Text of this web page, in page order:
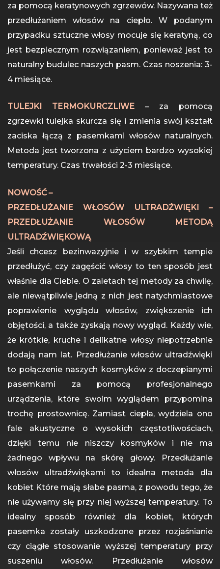
za pomocą keratynowych zgrzewów. Nazywana też
przedłużaniem włosów na ciepło. W podanym
przypadku sztuczne włosy mocuje się keratyną, co
jest bezpiecznym rozwiązaniem, ponieważ jest to
naturalny budulec naszych pasm. Czas noszenia: 3-
4 miesiące.
TULEJKI TERMOKURCZLIWE – za pomocą
zgrzewki tulejka skurcza się i zmienia swój kształt
zaciska łączą z pasemkami włosów naturalnych.
Metoda jest tworzona z użyciem bardzo wysokiej
temperatury. Czas trwałości 2-3 miesiące.
NOWOŚĆ –
PRZEDŁUŻANIE WŁOSÓW ULTRADŹWIĘKI –
PRZEDŁUŻANIE WŁOSÓW METODĄ
ULTRADŹWIĘKOWĄ
Jeśli chcesz bezinwazyjnie i w szybkim tempie
przedłużyć, czy zagęścić włosy to ten sposób jest
właśnie dla Ciebie. O zaletach tej metody za chwilę,
ale niewątpliwie jedną z nich jest natychmiastowe
poprawienie wyglądu włosów, zwiększenie ich
objętości, a także zyskają nowy wygląd. Każdy wie,
że krótkie, kruche i delikatne włosy niepotrzebnie
dodają nam lat. Przedłużanie włosów ultradźwięki
to połączenie naszych kosmyków z doczepianymi
pasemkami za pomocą profesjonalnego
urządzenia, które swoim wyglądem przypomina
trochę prostownicę. Zamiast ciepła, wydziela ono
fale akustyczne o wysokich częstotliwościach,
dzięki temu nie niszczy kosmyków i nie ma
żadnego wpływu na skórę głowy. Przedłużanie
włosów ultradźwiękami to idealna metoda dla
kobiet Które mają słabe pasma, z powodu tego, że
nie używamy się przy niej wyższej temperatury. To
idealny sposób również dla kobiet, których
pasemka zostały uszkodzone przez rozjaśnianie
czy ciągłe stosowanie wyższej temperatury przy
suszeniu włosów. Przedłużanie włosów